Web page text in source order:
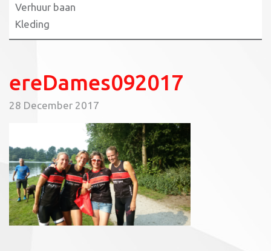
Verhuur baan
Kleding
ereDames092017
28 December 2017